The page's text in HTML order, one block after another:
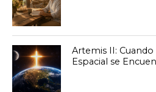
Artemis II:
Espacial se